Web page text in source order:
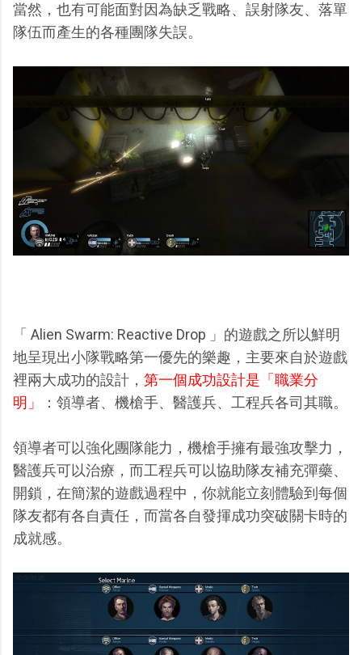
當然，也有可能面對因為缺乏戰略、誤射隊友、落單
隊伍而產生的各種團隊失誤。
「 Alien Swarm: Reactive Drop 」的遊戲之所以鮮明
地呈現出小隊戰略第一優先的樂趣，主要來自於遊戲
裡兩大成功的設計， 第一個成功設計是「職業分
明」
：領導者、機槍手、醫護兵、工程兵各司其職。
領導者可以強化團隊能力，機槍手擁有最強攻擊力，
醫護兵可以治療，而工程兵可以協助隊友補充彈藥、
開鎖，在簡潔的遊戲過程中，你就能立刻體驗到每個
隊友都有各自責任，而當各自發揮成功突破關卡時的
成就感。